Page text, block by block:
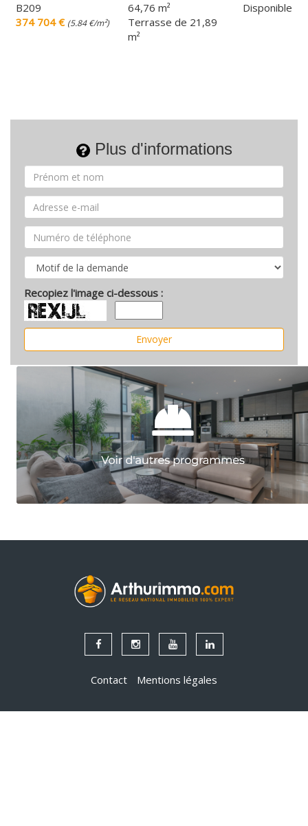
B209
374 704 € (5.84 €/m²)
64,76 m²
Terrasse de 21,89
m²
Disponible
Plus d'informations
Recopiez l'image ci-dessous :
Contact Mentions légales